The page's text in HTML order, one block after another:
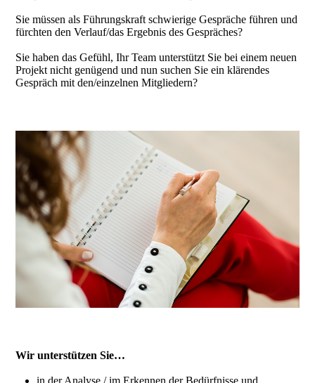
Sie müssen als Führungskraft schwierige Gespräche führen und
fürchten den Verlauf/das Ergebnis des Gespräches?
Sie haben das Gefühl, Ihr Team unterstützt Sie bei einem neuen
Projekt nicht genügend und nun suchen Sie ein klärendes
Gespräch mit den/einzelnen Mitgliedern?
Wir unterstützen Sie…
in der Analyse / im Erkennen der Bedürfnisse und